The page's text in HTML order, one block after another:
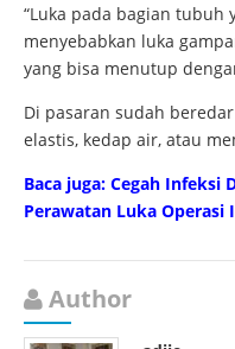
“Luka pada bagian tubuh
menyebabkan luka
yang bisa menutup
Di pasaran sudah
elastis, kedap air, atau
Baca juga: Cegah Infeksi
Perawatan Luka Operasi
Author